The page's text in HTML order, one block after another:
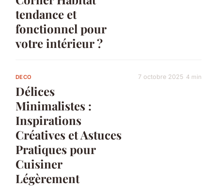
tendance et
fonctionnel pour
votre intérieur ?
DECO
Délices
Minimalistes :
Inspirations
Créatives et Astuces
Pratiques pour
Cuisiner
Légèrement
7 octobre 2025 4 min